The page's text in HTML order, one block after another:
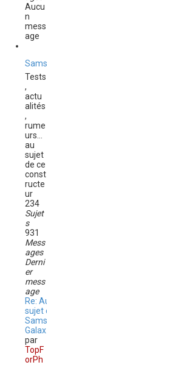
Aucu
n
mess
age
Samsung
Tests
,
actu
alités
,
rume
urs...
au
sujet
de ce
const
ructe
ur
234
Sujet
s
931
Mess
ages
Derni
er
mess
age
Re: Au
sujet du
Samsung
Galax…
par
TopF
orPh